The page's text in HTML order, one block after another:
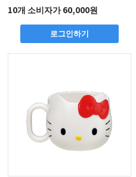
10개 소비자가 60,000원
로그인하기